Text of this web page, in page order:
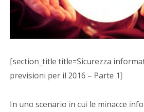
[section_title title=Sicurezza
previsioni per il 2016 – Parte 1]
In uno scenario in cui le minacce